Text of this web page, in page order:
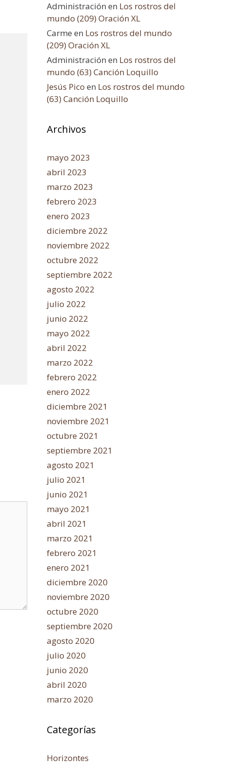
Administración en Los rostros del
mundo (209) Oración XL
Carme en Los rostros del mundo
(209) Oración XL
Administración en Los rostros del
mundo (63) Canción Loquillo
Jesús Pico en Los rostros del mundo
(63) Canción Loquillo
Archivos
mayo 2023
abril 2023
marzo 2023
febrero 2023
enero 2023
diciembre 2022
noviembre 2022
octubre 2022
septiembre 2022
agosto 2022
julio 2022
junio 2022
mayo 2022
abril 2022
marzo 2022
febrero 2022
enero 2022
diciembre 2021
noviembre 2021
octubre 2021
septiembre 2021
agosto 2021
julio 2021
junio 2021
mayo 2021
abril 2021
marzo 2021
febrero 2021
enero 2021
diciembre 2020
noviembre 2020
octubre 2020
septiembre 2020
agosto 2020
julio 2020
junio 2020
abril 2020
marzo 2020
Categorías
Horizontes